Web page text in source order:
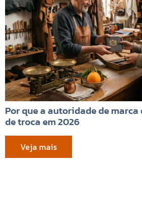
Por que a autoridade de marca
de troca em 2026
Veja mais